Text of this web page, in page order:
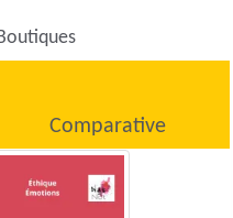
Comparative